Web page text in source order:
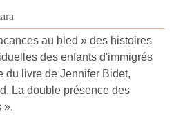
au bled » des histoires
des enfants d'immigrés
du livre de Jennifer Bidet,
La double présence des
».